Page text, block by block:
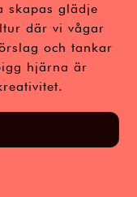
skapas glädje
där vi vågar
och tankar
hjärna är